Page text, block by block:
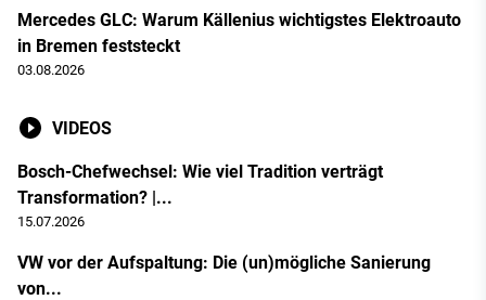
Mercedes GLC: Warum Källenius wichtigstes Elektroauto
in Bremen feststeckt
03.08.2026
VIDEOS
Bosch-Chefwechsel: Wie viel Tradition verträgt
Transformation? |...
15.07.2026
VW vor der Aufspaltung: Die (un)mögliche Sanierung
von...